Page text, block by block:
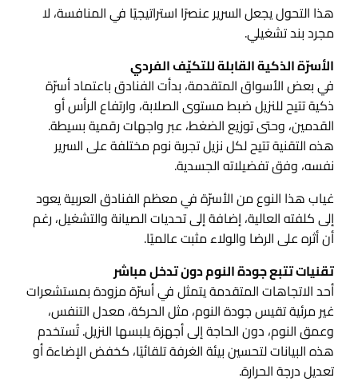
هذا التحول يجعل السرير عنصرًا استراتيجيًا في المنافسة، لا
مجرد بند تشغيلي.
الأسرّة الذكية القابلة للتكيّف الفردي
في بعض الأسواق المتقدمة، بدأت الفنادق باعتماد أسرّة
ذكية تتيح للنزيل ضبط مستوى الصلابة، وارتفاع الرأس أو
القدمين، وحتى توزيع الضغط، عبر واجهات رقمية بسيطة.
هذه التقنية تتيح لكل نزيل تجربة نوم مختلفة على السرير
نفسه، وفق تفضيلاته الجسدية.
غياب هذا النوع من الأسرّة في معظم الفنادق العربية يعود
إلى كلفته العالية، إضافة إلى تحديات الصيانة والتشغيل، رغم
أن أثره على الرضا والولاء مثبت عالميًا.
تقنيات تتبع جودة النوم دون تدخل مباشر
أحد الاتجاهات المتقدمة يتمثل في أسرّة مزودة بمستشعرات
غير مرئية تقيس جودة النوم، مثل الحركة، معدل التنفس،
وعمق النوم، دون الحاجة إلى أجهزة يلبسها النزيل. تُستخدم
هذه البيانات لتحسين بيئة الغرفة تلقائيًا، كخفض الإضاءة أو
تعديل درجة الحرارة.